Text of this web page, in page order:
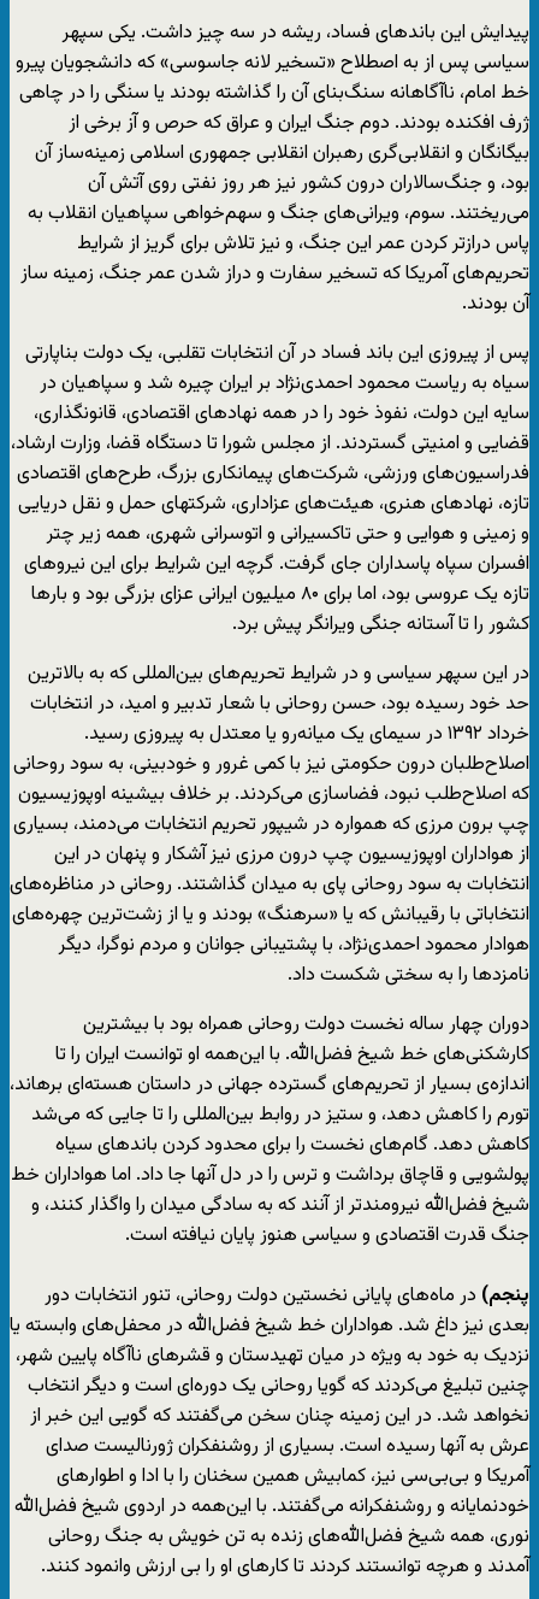
پیدایش این باندهای فساد، ریشه در سه چیز داشت. یکی سپهر
سیاسی پس از به اصطلاح «تسخیر لانه جاسوسی» که دانشجویان پیرو
خط امام، ناآگاهانه سنگ‌بنای آن را گذاشته بودند یا سنگی را در چاهی
ژرف افکنده بودند. دوم جنگ ایران و عراق که حرص و آز برخی از
بیگانگان و انقلابی‌گری رهبران انقلابی جمهوری اسلامی زمینه‌ساز آن
بود، و جنگ‌سالاران درون کشور نیز هر روز نفتی روی آتش آن
می‌ریختند. سوم، ویرانی‌های جنگ و سهم‌خواهی سپاهیان انقلاب به
پاس درازتر کردن عمر این جنگ، و نیز تلاش برای گریز از شرایط
تحریم‌های آمریکا که تسخیر سفارت و دراز شدن عمر جنگ، زمینه ساز
آن بودند.
پس از پیروزی این باند فساد در آن انتخابات تقلبی، یک دولت بناپارتی
سیاه به ریاست محمود احمدی‌نژاد بر ایران چیره شد و سپاهیان در
سایه این دولت، نفوذ خود را در همه نهادهای اقتصادی، قانونگذاری،
قضایی و امنیتی گستردند. از مجلس شورا تا دستگاه قضا، وزارت ارشاد،
فدراسیون‌های ورزشی، شرکت‌های پیمانکاری بزرگ، طرح‌های اقتصادی
تازه، نهادهای هنری، هیئت‌های عزاداری، شرکتهای حمل و نقل دریایی
و زمینی و هوایی و حتی تاکسیرانی و اتوسرانی شهری، همه زیر چتر
افسران سپاه پاسداران جای گرفت. گرچه این شرایط برای این نیروهای
تازه یک عروسی بود، اما برای ۸۰ میلیون ایرانی عزای بزرگی بود و بارها
کشور را تا آستانه جنگی ویرانگر پیش برد.
در این سپهر سیاسی و در شرایط تحریم‌های بین‌المللی که به بالاترین
حد خود رسیده بود، حسن روحانی با شعار تدبیر و امید، در انتخابات
خرداد ۱۳۹۲ در سیمای یک میانه‌رو یا معتدل به پیروزی رسید.
اصلاح‌طلبان درون حکومتی نیز با کمی غرور و خودبینی، به سود روحانی
که اصلاح‌طلب نبود، فضاسازی می‌کردند. بر خلاف بیشینه اوپوزیسیون
چپ برون مرزی که همواره در شیپور تحریم انتخابات می‌دمند، بسیاری
از هواداران اوپوزیسیون چپ درون مرزی نیز آشکار و پنهان در این
انتخابات به سود روحانی پای به میدان گذاشتند. روحانی در مناظره‌های
انتخاباتی با رقیبانش که یا «سرهنگ» بودند و یا از زشت‌ترین چهره‌های
هوادار محمود احمدی‌نژاد، با پشتیبانی جوانان و مردم نوگرا، دیگر
نامزدها را به سختی شکست داد.
دوران چهار ساله نخست دولت روحانی همراه بود با بیشترین
کارشکنی‌های خط شیخ فضل‌الله. با این‌همه او توانست ایران را تا
اندازه‌ی بسیار از تحریم‌های گسترده جهانی در داستان هسته‌ای برهاند،
تورم را کاهش دهد، و ستیز در روابط بین‌المللی را تا جایی که می‌شد
کاهش دهد. گام‌های نخست را برای محدود کردن باندهای سیاه
پولشویی و قاچاق برداشت و ترس را در دل آنها جا داد. اما هواداران خط
شیخ فضل‌الله نیرومندتر از آنند که به سادگی میدان را واگذار کنند، و
جنگ قدرت اقتصادی و سیاسی هنوز پایان نیافته است.
پنجم) در ماه‌های پایانی نخستین دولت روحانی، تنور انتخابات دور
بعدی نیز داغ شد. هواداران خط شیخ فضل‌الله در محفل‌های وابسته یا
نزدیک به خود به ویژه در میان تهیدستان و قشرهای ناآگاه پایین شهر،
چنین تبلیغ می‌کردند که گویا روحانی یک دوره‌ای است و دیگر انتخاب
نخواهد شد. در این زمینه چنان سخن می‌گفتند که گویی این خبر از
عرش به آنها رسیده است. بسیاری از روشنفکران ژورنالیست صدای
آمریکا و بی‌بی‌سی نیز، کمابیش همین سخنان را با ادا و اطوارهای
خودنمایانه و روشنفکرانه می‌گفتند. با این‌همه در اردوی شیخ فضل‌الله
نوری، همه شیخ فضل‌الله‌های زنده به تن خویش به جنگ روحانی
آمدند و هرچه توانستند کردند تا کارهای او را بی ارزش وانمود کنند.